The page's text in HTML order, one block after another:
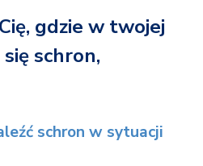
gdzie w twojej
schron,
schron w sytuacji